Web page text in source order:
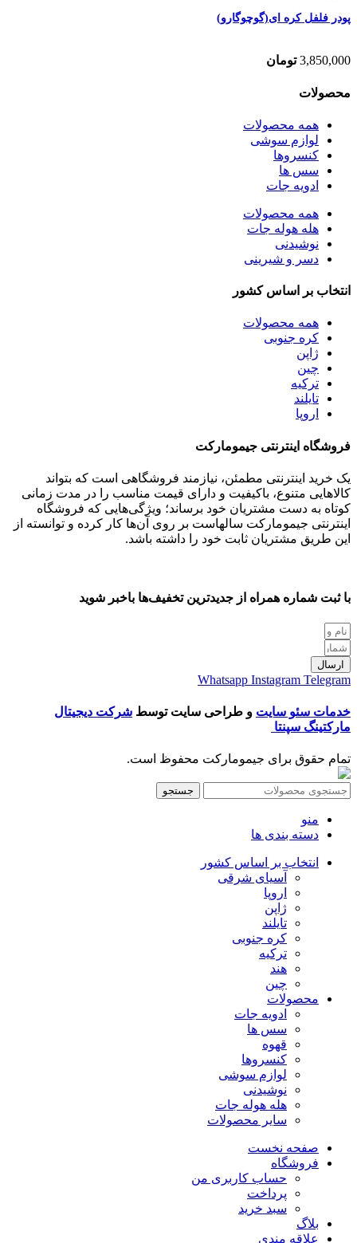
پودر فلفل کره ای(گوچوگارو)
3,850,000 تومان
محصولات
همه محصولات
لوازم سوشی
کنسروها
سس ها
ادویه جات
همه محصولات
هله هوله جات
نوشیدنی
دسر و شیرینی
انتخاب بر اساس کشور
همه محصولات
کره جنوبی
ژاپن
چین
ترکیه
تایلند
اروپا
فروشگاه اینترنتی جیمومارکت
یک خرید اینترنتی مطمئن، نیازمند فروشگاهی است که بتواند
کالاهایی متنوع، باکیفیت و دارای قیمت مناسب را در مدت زمانی
کوتاه به دست مشتریان خود برساند؛ ویژگی‌هایی که فروشگاه
اینترنتی جیمومارکت سالهاست بر روی آن‌ها کار کرده و توانسته از
این طریق مشتریان ثابت خود را داشته باشد.
با ثبت شماره همراه از جدید‌ترین تخفیف‌ها با‌خبر شوید
ارسال
Whatsapp Instagram Telegram
خدمات سئو سایت و طراحی سایت توسط شرکت دیجیتال
مارکتینگ سپنتا
تمام حقوق برای جیمومارکت محفوظ است.
جستجو
منو
دسته بندی ها
انتخاب بر اساس کشور
آسیای شرقی
اروپا
ژاپن
تایلند
کره جنوبی
ترکیه
هند
چین
محصولات
ادویه جات
سس ها
قهوه
کنسروها
لوازم سوشی
نوشیدنی
هله هوله جات
سایر محصولات
صفحه نخست
فروشگاه
حساب کاربری من
پرداخت
سبد خرید
بلاگ
علاقه مندی